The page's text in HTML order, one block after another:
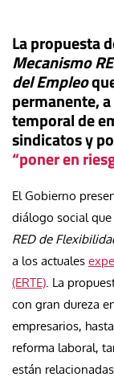
La propuesta
Mecanismo
del Empleo
permanente,
temporal de
sindicatos y
“poner en
El Gobierno
diálogo social
RED de
a los actuales
(ERTE) . La
con gran dureza
empresarios,
reforma laboral,
están relacionadas